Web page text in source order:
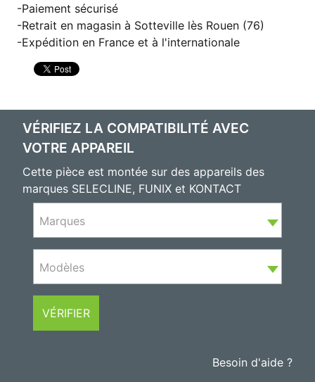
Paiement sécurisé
Retrait en magasin à Sotteville lès Rouen (76)
Expédition en France et à l'internationale
VÉRIFIEZ LA COMPATIBILITÉ AVEC
VOTRE APPAREIL
Cette pièce est montée sur des appareils des
marques SELECLINE, FUNIX et KONTACT
Marques
Modèles
VÉRIFIER
Besoin d'aide ?